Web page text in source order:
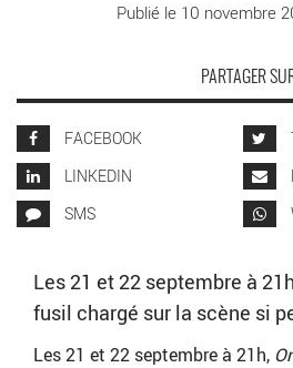
Publié le 10 novembre
PARTAGER
FACEBOOK
LINKEDIN
SMS
Les 21 et 22 septembre à
fusil chargé sur la scène si
Les 21 et 22 septembre à 21h,